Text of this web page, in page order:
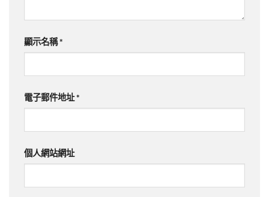
顯示名稱*
電子郵件地址*
個人網站網址